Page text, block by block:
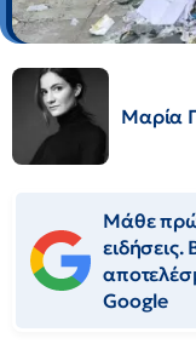
Μαρία
Μάθε
Google